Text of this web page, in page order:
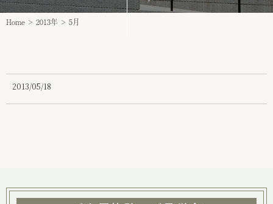
介護サービス
029-875-6247
Home > 2013年 > 5月
2013/05/18